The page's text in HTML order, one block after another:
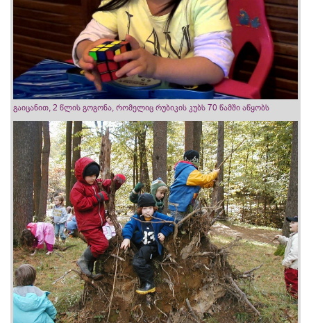
გაიცანით, 2 წლის გოგონა, რომელიც რუბიკის კუბს 70 წამში აწყობს